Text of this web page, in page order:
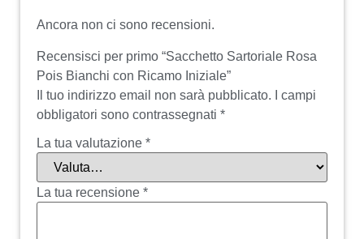
Ancora non ci sono recensioni.
Recensisci per primo “Sacchetto Sartoriale Rosa
Pois Bianchi con Ricamo Iniziale”
Il tuo indirizzo email non sarà pubblicato.
I campi
obbligatori sono contrassegnati *
La tua valutazione *
La tua recensione *